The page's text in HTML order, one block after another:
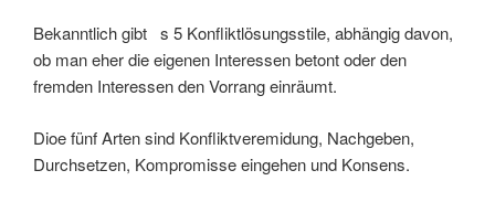
Bekanntlich gibt e s 5 Konfliktlösungsstile, abhängig davon,
ob man eher die eigenen Interessen betont oder den
fremden Interessen den Vorrang einräumt.
Dioe fünf Arten sind Konfliktveremidung, Nachgeben,
Durchsetzen, Kompromisse eingehen und Konsens.